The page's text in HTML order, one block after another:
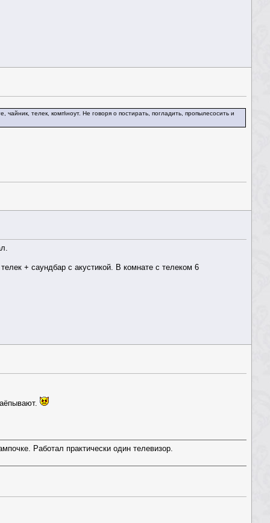
телек, комп\ноут. Не говоря о постирать, погладить, пропылесосить и
+ саундбар с акустикой. В комнате с телеком 6
Работал практически один телевизор.